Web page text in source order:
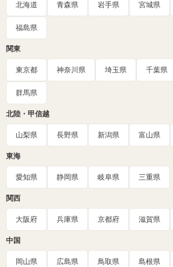
北海道 青森県 岩手県 宮城県
福島県
関東
東京都 神奈川県 埼玉県 千葉県
群馬県
北陸・甲信越
山梨県 長野県 新潟県 富山県
東海
愛知県 静岡県 岐阜県 三重県
関西
大阪府 兵庫県 京都府 滋賀県
中国
岡山県 広島県 鳥取県 島根県